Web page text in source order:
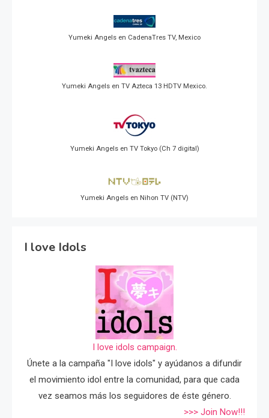
Yumeki Angels en CadenaTres TV, Mexico
Yumeki Angels en TV Azteca 13 HDTV Mexico.
Yumeki Angels en TV Tokyo (Ch 7 digital)
Yumeki Angels en Nihon TV (NTV)
I love Idols
I love idols campaign.
Únete a la campaña "I love idols" y ayúdanos a difundir
el movimiento idol entre la comunidad, para que cada
vez seamos más los seguidores de éste género.
>>> Join Now!!!